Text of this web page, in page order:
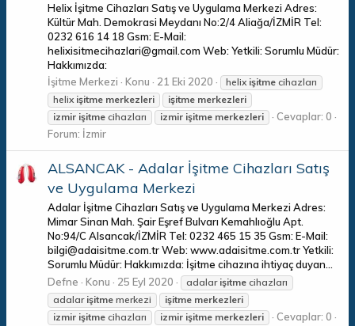
Helix İşitme Cihazları Satış ve Uygulama Merkezi Adres:
Kültür Mah. Demokrasi Meydanı No:2/4 Aliağa/İZMİR Tel:
0232 616 14 18 Gsm: E-Mail:
helixisitmecihazlari@gmail.com Web: Yetkili: Sorumlu Müdür:
Hakkımızda:
İşitme Merkezi
Konu 21 Eki 2020 helix işitme cihazları
helix işitme merkezleri işitme merkezleri
izmir işitme cihazları izmir işitme merkezleri
Cevaplar: 0
Forum: İzmir
ALSANCAK - Adalar İşitme Cihazları Satış
ve Uygulama Merkezi
Adalar İşitme Cihazları Satış ve Uygulama Merkezi Adres:
Mimar Sinan Mah. Şair Eşref Bulvarı Kemahlıoğlu Apt.
No:94/C Alsancak/İZMİR Tel: 0232 465 15 35 Gsm: E-Mail:
bilgi@adaisitme.com.tr Web: www.adaisitme.com.tr Yetkili:
Sorumlu Müdür: Hakkımızda: İşitme cihazına ihtiyaç duyan...
Defne
Konu 25 Eyl 2020 adalar işitme cihazları
adalar işitme merkezi işitme merkezleri
izmir işitme cihazları izmir işitme merkezleri
Cevaplar: 0